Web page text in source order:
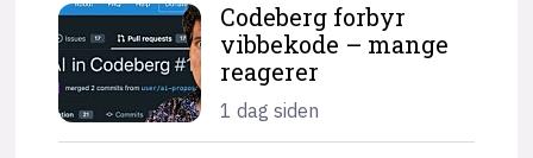
Codeberg forbyr
vibbekode – mange
reagerer
1 dag siden